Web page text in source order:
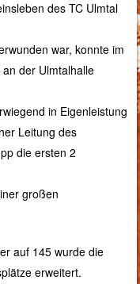
des TC Ulmtal
war, konnte im
der Ulmtalhalle
in Eigenleistung
Leitung des
die ersten 2
großen
auf 145 wurde die
erweitert.